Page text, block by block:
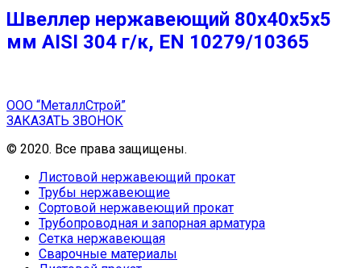
Швеллер нержавеющий 80х40х5х5
мм AISI 304 г/к, EN 10279/10365
ООО “МеталлСтрой”
ЗАКАЗАТЬ ЗВОНОК
© 2020. Все права защищены.
Листовой нержавеющий прокат
Трубы нержавеющие
Сортовой нержавеющий прокат
Трубопроводная и запорная арматура
Сетка нержавеющая
Сварочные материалы